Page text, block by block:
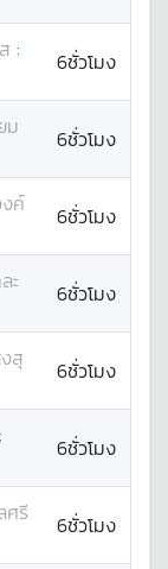
:
6ชั่วโมง
ม
6ชั่วโมง
ค์
6ชั่วโมง
ะ
6ชั่วโมง
สุ
6ชั่วโมง
:
6ชั่วโมง
ศรี
6ชั่วโมง